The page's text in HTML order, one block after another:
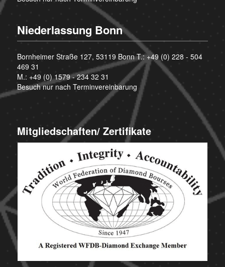
Niederlassung Bonn
Bornheimer Straße 127, 53119 Bonn T.:+49 (0) 228 - 504
469 31
M.: +49 (0) 1579 - 234 32 31
Besuch nur nach Terminvereinbarung
Mitgliedschaften/ Zertifikate